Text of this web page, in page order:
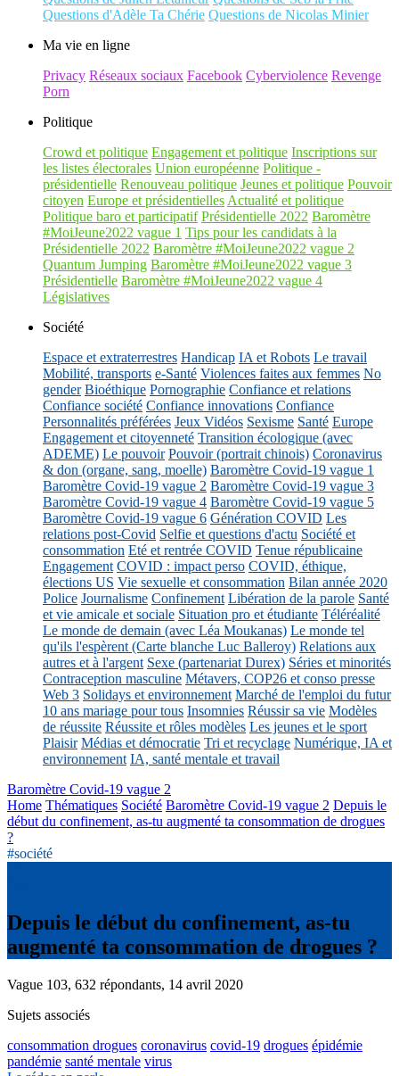
Questions d'Adèle Ta Chérie Questions de Nicolas Minier
Ma vie en ligne
Privacy Réseaux sociaux Facebook Cyberviolence Revenge
Porn
Politique
Crowd et politique Engagement et politique Inscriptions sur
les listes électorales Union européenne Politique -
présidentielle Renouveau politique Jeunes et politique Pouvoir
citoyen Europe et présidentielles Actualité et politique
Politique baro et participatif Présidentielle 2022 Baromètre
#MoiJeune2022 vague 1 Tips pour les candidats à la
Présidentielle 2022 Baromètre #MoiJeune2022 vague 2
Quantum Jumping Baromètre #MoiJeune2022 vague 3
Présidentielle Baromètre #MoiJeune2022 vague 4
Législatives
Société
Espace et extraterrestres Handicap IA et Robots Le travail
Mobilité, transports e-Santé Violences faites aux femmes No
gender Bioéthique Pornographie Confiance et relations
Confiance société Confiance innovations Confiance
Personnalités préférées Jeux Vidéos Sexisme Santé Europe
Engagement et citoyenneté Transition écologique (avec
ADEME) Le pouvoir Pouvoir (portrait chinois) Coronavirus
& don (organe, sang, moelle) Baromètre Covid-19 vague 1
Baromètre Covid-19 vague 2 Baromètre Covid-19 vague 3
Baromètre Covid-19 vague 4 Baromètre Covid-19 vague 5
Baromètre Covid-19 vague 6 Génération COVID Les
relations post-Covid Selfie et questions d'actu Société et
consommation Eté et rentrée COVID Tenue républicaine
Engagement COVID : impact perso COVID, éthique,
élections US Vie sexuelle et consommation Bilan année 2020
Police Journalisme Confinement Libération de la parole Santé
et vie amicale et sociale Situation pro et étudiante Téléréalité
Le monde de demain (avec Léa Moukanas) Le monde tel
qu'ils l'espèrent (Carte blanche Luc Balleroy) Relations aux
autres et à l'argent Sexe (partenariat Durex) Séries et minorités
Contraception masculine Métavers, COP26 et conso presse
Web 3 Solidays et environnement Marché de l'emploi du futur
10 ans mariage pour tous Insomnies Réussir sa vie Modèles
de réussite Réussite et rôles modèles Les jeunes et le sport
Plaisir Médias et démocratie Tri et recyclage Numérique, IA et
environnement IA, santé mentale et travail
Baromètre Covid-19 vague 2
Home Thématiques Société Baromètre Covid-19 vague 2 Depuis le
début du confinement, as-tu augmenté ta consommation de drogues
?
#société
Depuis le début du confinement, as-tu
augmenté ta consommation de drogues ?
Vague 103, 632 répondants, 14 avril 2020
Sujets associés
consommation drogues coronavirus covid-19 drogues épidémie
pandémie santé mentale virus